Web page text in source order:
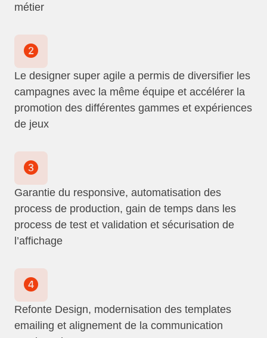
métier
Le designer super agile a permis de diversifier les
campagnes avec la même équipe et accélérer la
promotion des différentes gammes et expériences
de jeux
Garantie du responsive, automatisation des
process de production, gain de temps dans les
process de test et validation et sécurisation de
l’affichage
Refonte Design, modernisation des templates
emailing et alignement de la communication